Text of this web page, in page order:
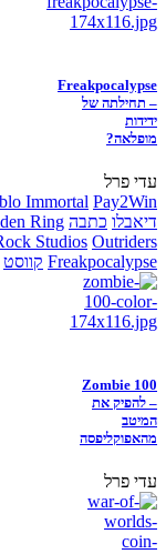
Freakpocalypse
– תחילתה של
ידידות
מופלאה?
עדי פרל
Immortal Pay2Win
דיאבלו כתבה Ring
Studios Outriders
Freakpocalypse קווסט
Zombie 100
– להפיק את
המיטב
מהאפוקליפסה
עדי פרל